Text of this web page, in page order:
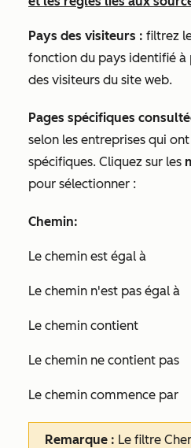
Pays des visiteurs : filtrez
fonction du pays identifié à
des visiteurs du site web.
Pages spécifiques
selon les entreprises qui
spécifiques. Cliquez sur les
pour sélectionner :
Chemin:
Le chemin est égal à
Le chemin n'est pas égal à
Le chemin contient
Le chemin ne contient pas
Le chemin commence par
Remarque : Le filtre